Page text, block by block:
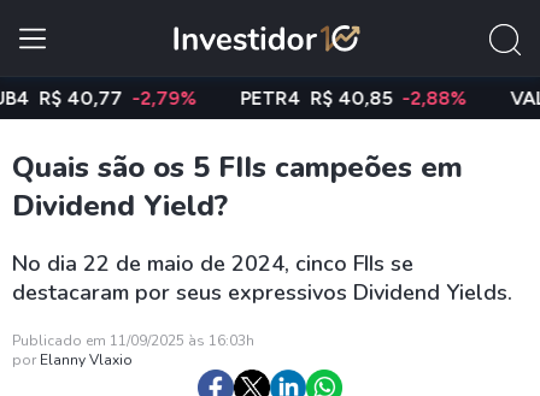
40,77 -2,79% PETR4 R$ 40,85 -2,88% VALE3
Quais são os 5 FIIs campeões em
Dividend Yield?
No dia 22 de maio de 2024, cinco FIIs se
destacaram por seus expressivos Dividend Yields.
Publicado em 11/09/2025 às 16:03h
por Elanny Vlaxio